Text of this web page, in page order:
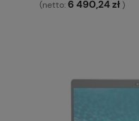
(netto:6 490,24 zł )